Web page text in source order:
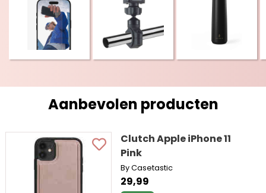
Aanbevolen producten
Clutch Apple iPhone 11
Pink
By Casetastic
29,99